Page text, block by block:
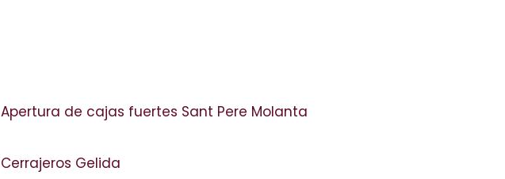
Apertura de cajas fuertes Sant Pere Molanta
Cerrajeros Gelida